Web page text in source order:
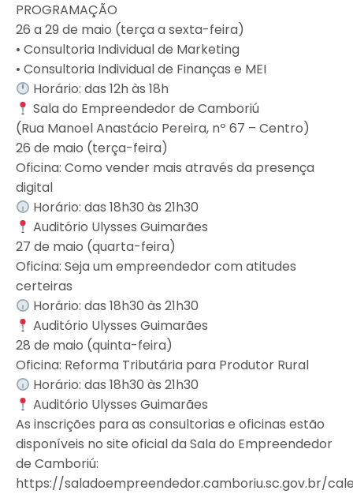
PROGRAMAÇÃO
26 a 29 de maio (terça a sexta-feira)
• Consultoria Individual de Marketing
• Consultoria Individual de Finanças e MEI
Horário: das 12h às 18h
Sala do Empreendedor de Camboriú
(Rua Manoel Anastácio Pereira, nº 67 – Centro)
26 de maio (terça-feira)
Oficina: Como vender mais através da presença
digital
Horário: das 18h30 às 21h30
Auditório Ulysses Guimarães
27 de maio (quarta-feira)
Oficina: Seja um empreendedor com atitudes
certeiras
Horário: das 18h30 às 21h30
Auditório Ulysses Guimarães
28 de maio (quinta-feira)
Oficina: Reforma Tributária para Produtor Rural
Horário: das 18h30 às 21h30
Auditório Ulysses Guimarães
As inscrições para as consultorias e oficinas estão
disponíveis no site oficial da Sala do Empreendedor
de Camboriú:
https://saladoempreendedor.camboriu.sc.gov.br/